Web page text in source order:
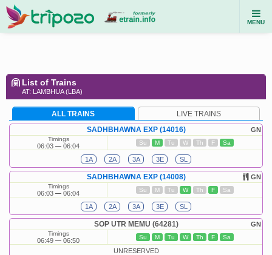
MENU
List of Trains
AT: LAMBHUA (LBA)
ALL TRAINS LIVE TRAINS
GN
SADHBHAWNA EXP (14016)
Timings
06:03 06:04 Su M Tu W Th F Sa
1A 2A 3A 3E SL
GN
SADHBHAWNA EXP (14008)
Timings
06:03 06:04 Su M Tu W Th F Sa
1A 2A 3A 3E SL
GN
SOP UTR MEMU (64281)
Timings
06:49 06:50 Su M Tu W Th F Sa
UNRESERVED